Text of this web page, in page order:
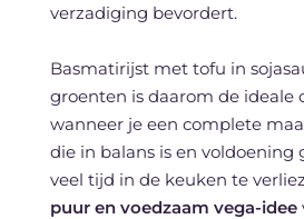
verzadiging bevordert.
Basmatirijst met tofu in
groenten is daarom de ideale
wanneer je een complete
die in balans is en voldoening
veel tijd in de keuken te
puur en voedzaam vega-idee